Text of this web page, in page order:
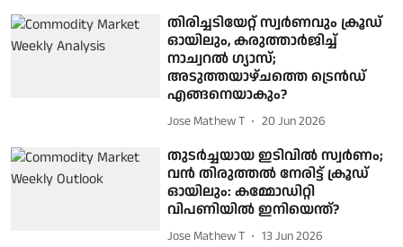
തിരിച്ചടിയേറ്റ് സ്വർണവും ക്രൂഡ്
ഓയിലും, കരുത്താർജിച്ച്
നാച്വറൽ ഗ്യാസ്;
അടുത്തയാഴ്ചത്തെ ട്രെൻഡ്
എങ്ങനെയാകും?
Jose Mathew T 20 Jun 2026
തുടർച്ചയായ ഇടിവിൽ സ്വർണം;
വൻ തിരുത്തൽ നേരിട്ട് ക്രൂഡ്
ഓയിലും: കമ്മോഡിറ്റി
വിപണിയിൽ ഇനിയെന്ത്?
Jose Mathew T 13 Jun 2026